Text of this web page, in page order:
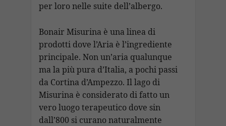
per loro nelle suite dell’albergo.
Bonair Misurina è una linea di
prodotti dove l’Aria è l’ingrediente
principale. Non un’aria qualunque
ma la più pura d’Italia, a pochi passi
da Cortina d’Ampezzo. Il lago di
Misurina è considerato di fatto un
vero luogo terapeutico dove sin
dall’800 si curano naturalmente